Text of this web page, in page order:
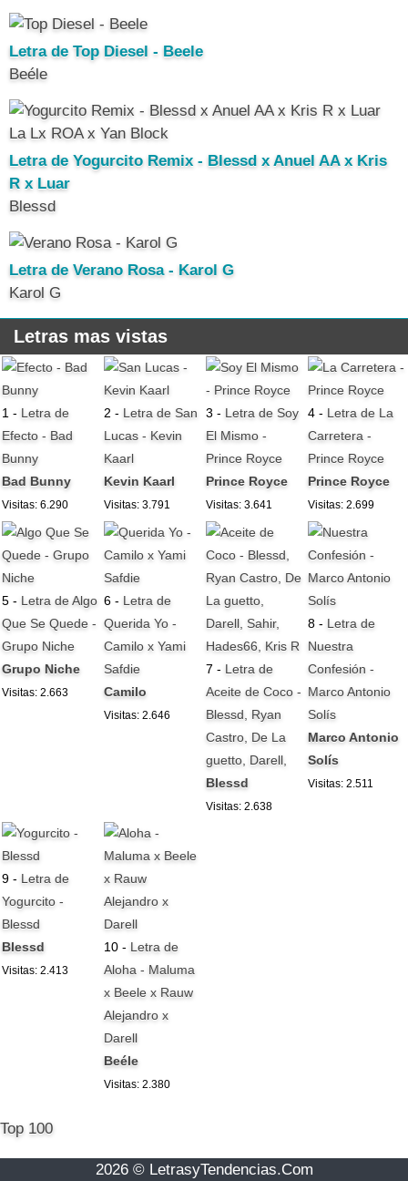
Letra de Top Diesel - Beele
Beéle
Letra de Yogurcito Remix - Blessd x Anuel AA x Kris
R x Luar
Blessd
Letra de Verano Rosa - Karol G
Karol G
Letras mas vistas
1 - Letra de
Efecto - Bad
Bunny
Bad Bunny
Visitas: 6.290
2 - Letra de San
Lucas - Kevin
Kaarl
Kevin Kaarl
Visitas: 3.791
3 - Letra de Soy
El Mismo -
Prince Royce
Prince Royce
Visitas: 3.641
4 - Letra de La
Carretera -
Prince Royce
Prince Royce
Visitas: 2.699
5 - Letra de Algo
Que Se Quede -
Grupo Niche
Grupo Niche
Visitas: 2.663
6 - Letra de
Querida Yo -
Camilo x Yami
Safdie
Camilo
Visitas: 2.646
7 - Letra de
Aceite de Coco -
Blessd, Ryan
Castro, De La
guetto, Darell,
Blessd
Visitas: 2.638
8 - Letra de
Nuestra
Confesión -
Marco Antonio
Solís
Marco Antonio
Solís
Visitas: 2.511
9 - Letra de
Yogurcito -
Blessd
Blessd
Visitas: 2.413
10 - Letra de
Aloha - Maluma
x Beele x Rauw
Alejandro x
Darell
Beéle
Visitas: 2.380
Top 100
2026 © LetrasyTendencias.Com